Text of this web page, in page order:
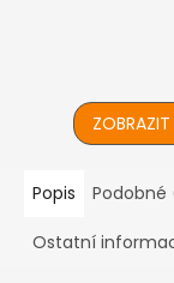
Popis Podobné
Ostatní